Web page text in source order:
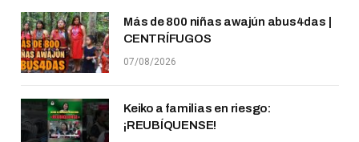
Más de 800 niñas awajún abus4das |
CENTRÍFUGOS
07/08/2026
Keiko a familias en riesgo:
¡REUBÍQUENSE!